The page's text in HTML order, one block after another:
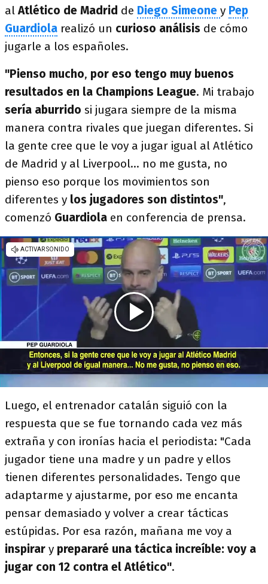
alAtlético de Madrid de Diego Simeone y Pep
Guardiola realizó un curioso análisis de cómo
jugarle a los españoles.
"Pienso mucho, por eso tengo muy buenos
resultados en la Champions League. Mi trabajo
sería aburrido si jugara siempre de la misma
manera contra rivales que juegan diferentes. Si
la gente cree que le voy a jugar igual al Atlético
de Madrid y al Liverpool... no me gusta, no
pienso eso porque los movimientos son
diferentes y los jugadores son distintos",
comenzó Guardiola en conferencia de prensa.
Luego, el entrenador catalán siguió con la
respuesta que se fue tornando cada vez más
extraña y con ironías hacia el periodista: "Cada
jugador tiene una madre y un padre y ellos
tienen diferentes personalidades. Tengo que
adaptarme y ajustarme, por eso me encanta
pensar demasiado y volver a crear tácticas
estúpidas. Por esa razón, mañana me voy a
inspirar y prepararé una táctica increíble: voy a
jugar con 12 contra el Atlético".